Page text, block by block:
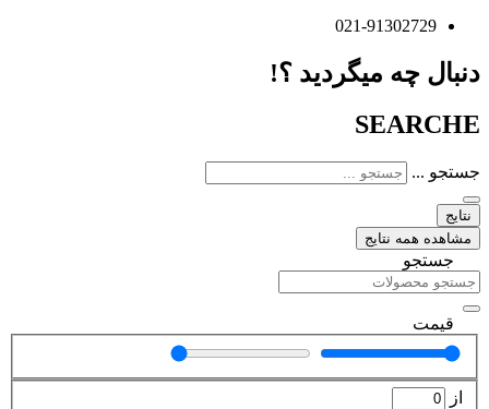
021-91302729
دنبال چه میگردید ؟!
SEARCHE
جستجو ...
نتایج
مشاهده همه نتایج
جستجو
قیمت
از